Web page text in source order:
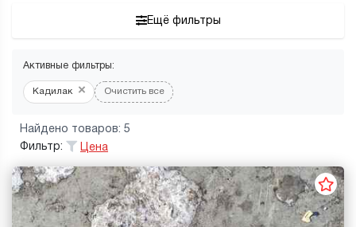
Ещё фильтры
Активные фильтры:
Кадилак × Очистить все
Найдено товаров: 5
Фильтр:
Цена